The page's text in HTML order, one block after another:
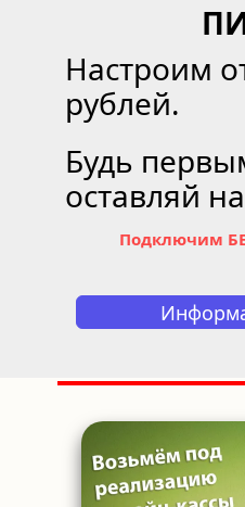
Подключим
Настроим
рублей.
Будь
оставляй